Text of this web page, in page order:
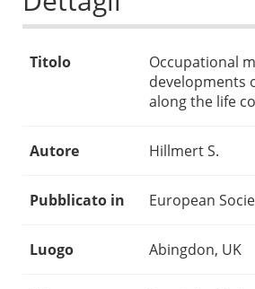
Titolo
Occupational
developments
along the life
Autore Hillmert S.
Pubblicato in European
Luogo Abingdon, UK